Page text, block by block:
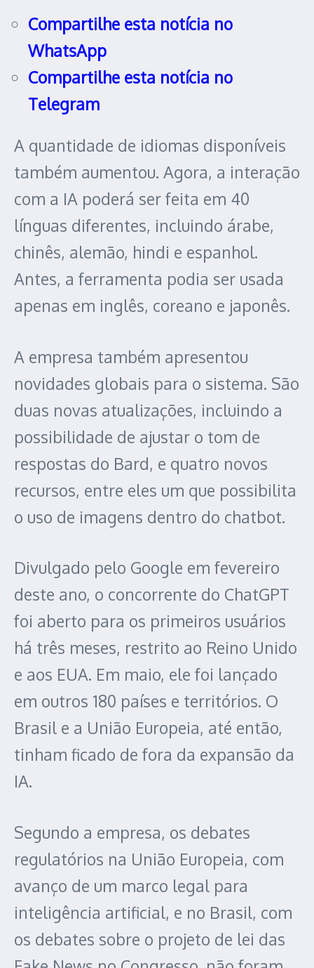
Compartilhe esta notícia no
WhatsApp
Compartilhe esta notícia no
Telegram
A quantidade de idiomas disponíveis
também aumentou. Agora, a interação
com a IA poderá ser feita em 40
línguas diferentes, incluindo árabe,
chinês, alemão, hindi e espanhol.
Antes, a ferramenta podia ser usada
apenas em inglês, coreano e japonês.
A empresa também apresentou
novidades globais para o sistema. São
duas novas atualizações, incluindo a
possibilidade de ajustar o tom de
respostas do Bard, e quatro novos
recursos, entre eles um que possibilita
o uso de imagens dentro do chatbot.
Divulgado pelo Google em fevereiro
deste ano, o concorrente do ChatGPT
foi aberto para os primeiros usuários
há três meses, restrito ao Reino Unido
e aos EUA. Em maio, ele foi lançado
em outros 180 países e territórios. O
Brasil e a União Europeia, até então,
tinham ficado de fora da expansão da
IA.
Segundo a empresa, os debates
regulatórios na União Europeia, com
avanço de um marco legal para
inteligência artificial, e no Brasil, com
os debates sobre o projeto de lei das